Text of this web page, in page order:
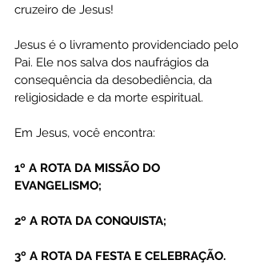
cruzeiro de Jesus!
Jesus é o livramento providenciado pelo
Pai. Ele nos salva dos naufrágios da
consequência da desobediência, da
religiosidade e da morte espiritual.
Em Jesus, você encontra:
1º A ROTA DA MISSÃO DO
EVANGELISMO;
2º A ROTA DA CONQUISTA;
3º A ROTA DA FESTA E CELEBRAÇÃO.